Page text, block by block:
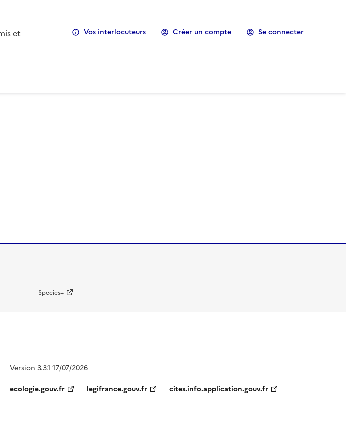
et
Vos interlocuteurs Créer un compte Se connecter
Species+
Version 3.3.1 17/07/2026
ecologie.gouv.fr
legifrance.gouv.fr cites.info.application.gouv.fr